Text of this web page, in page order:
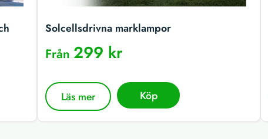
Solcellsdrivna marklampor
Från299 kr
Läs mer Köp